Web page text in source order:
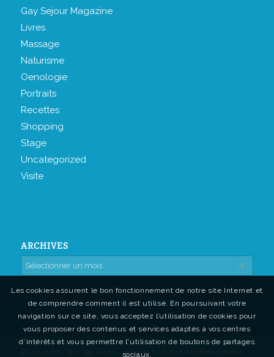
Gay Sejour Magazine
Livres
Massage
Naturisme
Oenologie
Portraits
Recettes
Shopping
Stage
Uncategorized
Visite
ARCHIVES
© Copyright - Blog Gay Sejour - powered by Enfold WordPress Theme
Les cookies assurent le bon fonctionnement de notre site Internet et
de comprendre comment il est utilisé. En poursuivant votre
navigation sur ce site, vous acceptez l’utilisation de cookies pour
vous proposer des contenus et services adaptés à vos centres
d’intérêts et vous permettre l'utilisation de boutons de partages
sociaux.